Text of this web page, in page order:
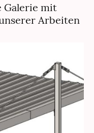
Galerie mit
Arbeiten